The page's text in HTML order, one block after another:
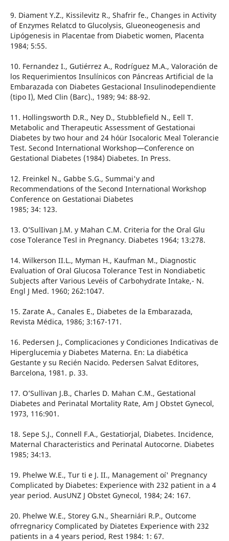
9. Diament Y.Z., Kissilevitz R., Shafrir fe., Changes in Activity
of Enzymes Relatcd to Glucolysis, Glueoneogenesis and
Lipógenesis in Placentae from Diabetic women, Placenta
1984; 5:55.
10. Fernandez I., Gutiérrez A., Rodríguez M.A., Valoración de
los Requerimientos Insulínicos con Páncreas Artificial de la
Embarazada con Diabetes Gestacional Insulinodependiente
(tipo I), Med Clin (Barc)., 1989; 94: 88-92.
11. Hollingsworth D.R., Ney D., Stubblefield N., Eell T.
Metabolic and Therapeutic Assessment of Gestationai
Diabetes by two hour and 24 hóür Isocaloric Meal Tolerancie
Test. Second International Workshop—Conference on
Gestational Diabetes (1984) Diabetes. In Press.
12. Freinkel N., Gabbe S.G., Summai'y and
Recommendations of the Second International Workshop
Conference on Gestationai Diabetes
1985; 34: 123.
13. O’SulIivan J.M. y Mahan C.M. Criteria for the Oral Glu
cose Tolerance Tesl in Pregnancy. Diabetes 1964; 13:278.
14. Wilkerson II.L., Myman H., Kaufman M., Diagnostic
Evaluation of Oral Glucosa Tolerance Test in Nondiabetic
Subjects after Various Levéis of Carbohydrate Intake,- N.
Engl J Med. 1960; 262:1047.
15. Zarate A., Canales E., Diabetes de la Embarazada,
Revista Médica, 1986; 3:167-171.
16. Pedersen J., Complicaciones y Condiciones Indicativas de
Hiperglucemia y Diabetes Materna. En: La diabética
Gestante y su Recién Nacido. Pedersen Salvat Editores,
Barcelona, 1981. p. 33.
17. O’Sullivan J.B., Charles D. Mahan C.M., Gestational
Diabetes and Perinatal Mortality Rate, Am J Obstet Gynecol,
1973, 116:901.
18. Sepe S.J., Connell F.A., Gestatiorjal, Diabetes. Incidence,
Maternal Characteristics and Perinatal Autocorne. Diabetes
1985; 34:13.
19. Phelwe W.E., Tur ti e J. II., Management oí' Pregnancy
Complicated by Diabetes: Experience with 232 patient in a 4
year period. AusUNZ J Obstet Gynecol, 1984; 24: 167.
20. Phelwe W.E., Storey G.N., Shearniári R.P., Outcome
ofrregnaricy Complicated by Diatetes Experience with 232
patients in a 4 years period, Rest 1984: 1: 67.